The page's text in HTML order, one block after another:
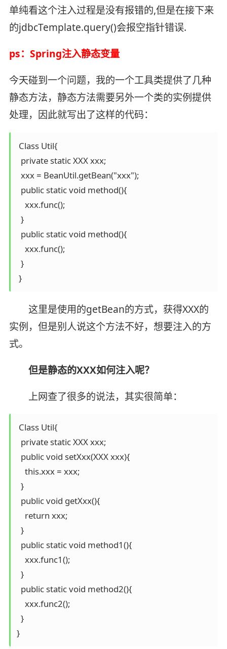
单纯看这个注入过程是没有报错的,但是在接下来
的jdbcTemplate.query()会报空指针错误.
ps：Spring注入静态变量
今天碰到一个问题，我的一个工具类提供了几种
静态方法，静态方法需要另外一个类的实例提供
处理，因此就写出了这样的代码：
Class Util{
  private static XXX xxx;
  xxx = BeanUtil.getBean("xxx");
  public static void method(){
    xxx.func();
  }
  public static void method(){
    xxx.func();
  }
}
这里是使用的getBean的方式，获得XXX的
实例，但是别人说这个方法不好，想要注入的方
式。
但是静态的XXX如何注入呢？
上网查了很多的说法，其实很简单：
Class Util{
  private static XXX xxx;
  public void setXxx(XXX xxx){
    this.xxx = xxx;
  }
  public void getXxx(){
    return xxx;
  }
  public static void method1(){
    xxx.func1();
  }
  public static void method2(){
    xxx.func2();
  }
}